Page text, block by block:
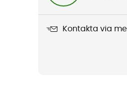
Produktnamn
Kontakta via